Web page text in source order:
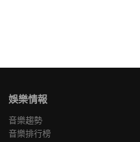
娛樂情報
音樂趨勢
音樂排行榜